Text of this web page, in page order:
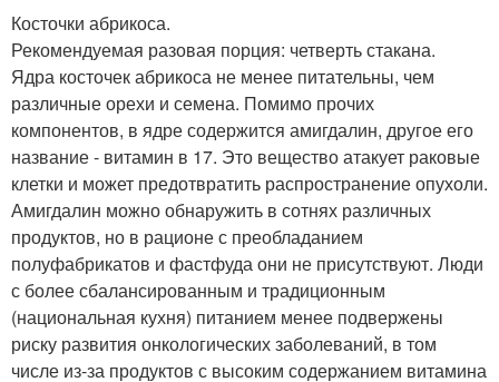
Косточки абрикоса.
Рекомендуемая разовая порция: четверть стакана.
Ядра косточек абрикоса не менее питательны, чем
различные орехи и семена. Помимо прочих
компонентов, в ядре содержится амигдалин, другое его
название - витамин в 17. Это вещество атакует раковые
клетки и может предотвратить распространение опухоли.
Амигдалин можно обнаружить в сотнях различных
продуктов, но в рационе с преобладанием
полуфабрикатов и фастфуда они не присутствуют. Люди
с более сбалансированным и традиционным
(национальная кухня) питанием менее подвержены
риску развития онкологических заболеваний, в том
числе из-за продуктов с высоким содержанием витамина